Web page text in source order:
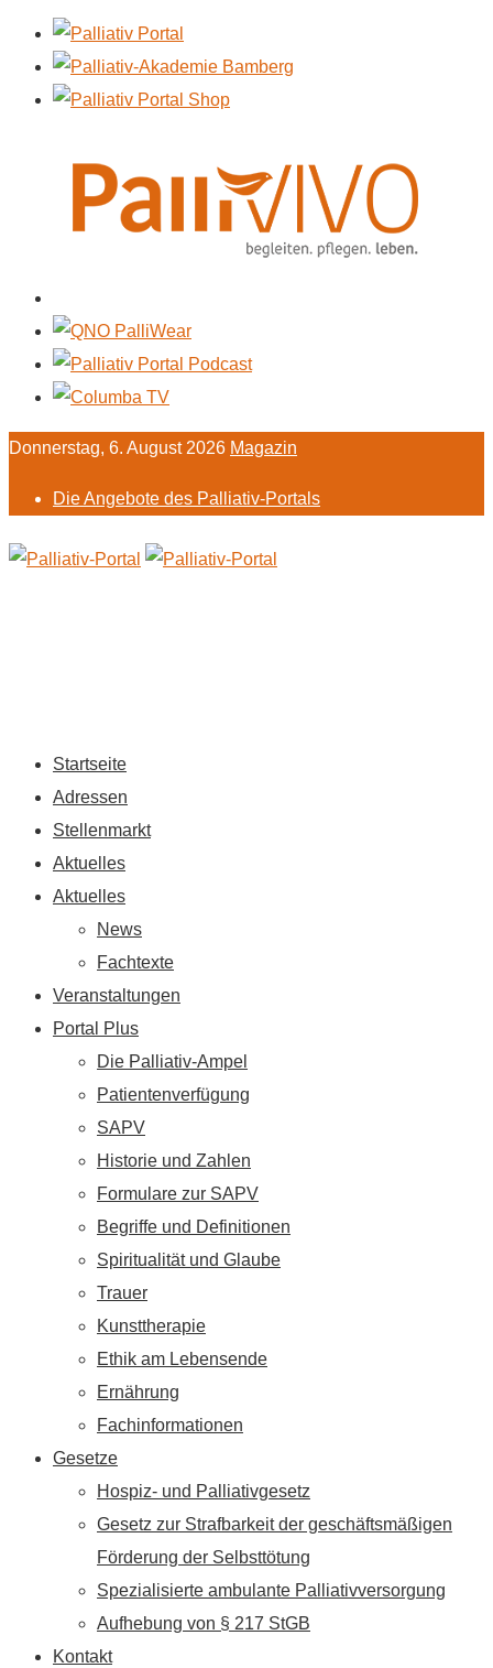
Donnerstag, 6. August 2026 Magazin
Die Angebote des Palliativ-Portals
Startseite
Adressen
Stellenmarkt
Aktuelles
Aktuelles
News
Fachtexte
Veranstaltungen
Portal Plus
Die Palliativ-Ampel
Patientenverfügung
SAPV
Historie und Zahlen
Formulare zur SAPV
Begriffe und Definitionen
Spiritualität und Glaube
Trauer
Kunsttherapie
Ethik am Lebensende
Ernährung
Fachinformationen
Gesetze
Hospiz- und Palliativgesetz
Gesetz zur Strafbarkeit der geschäftsmäßigen
Förderung der Selbsttötung
Spezialisierte ambulante Palliativversorgung
Aufhebung von § 217 StGB
Kontakt